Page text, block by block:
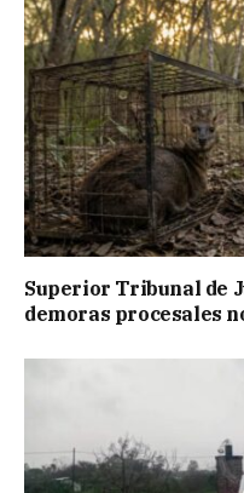
Superior Tribunal de
demoras procesales